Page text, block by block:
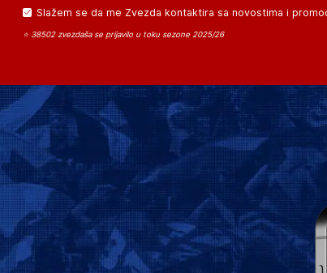
Slažem se da me Zvezda kontaktira sa novostima i
⭐ 38502 zvezdaša se prijavilo u toku sezone 2025/26